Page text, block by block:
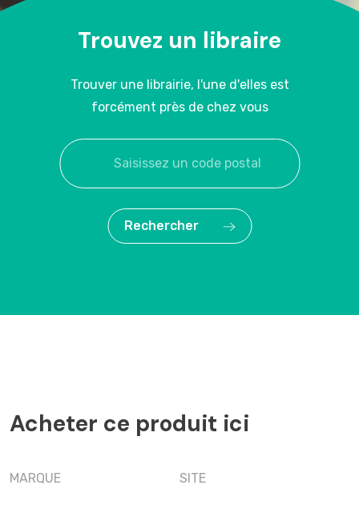
Trouvez un libraire
Trouver une librairie, l'une d'elles est
forcément près de chez vous
Rechercher
Acheter ce produit ici
MARQUE SITE